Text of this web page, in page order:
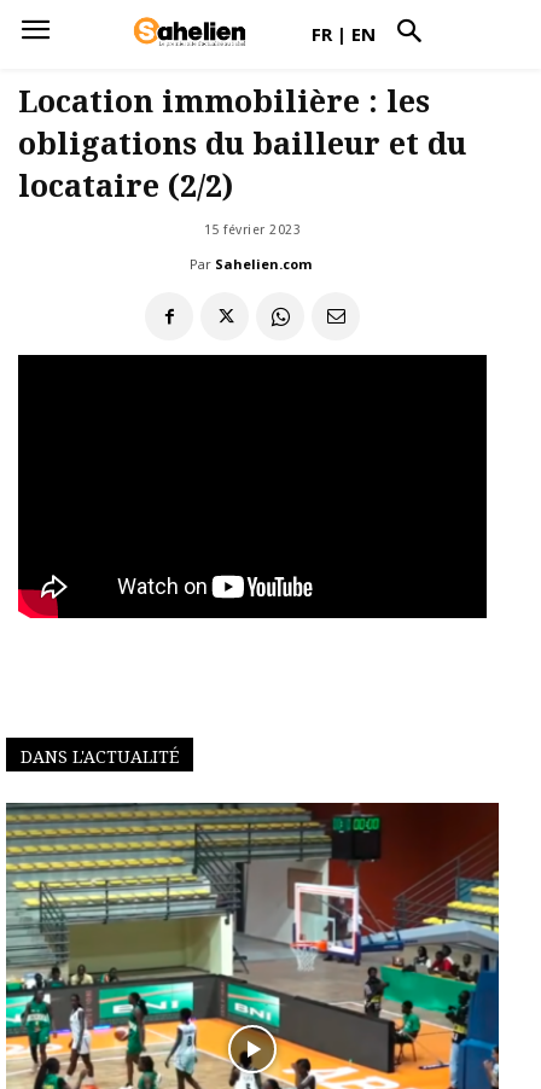
FR | EN
Location immobilière : les
obligations du bailleur et du
locataire (2/2)
15 février 2023
Par Sahelien.com
DANS L'ACTUALITÉ